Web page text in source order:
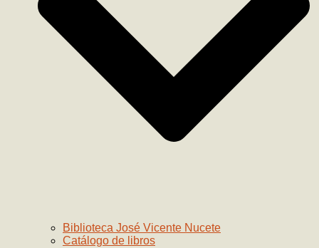
Biblioteca José Vicente Nucete
Catálogo de libros